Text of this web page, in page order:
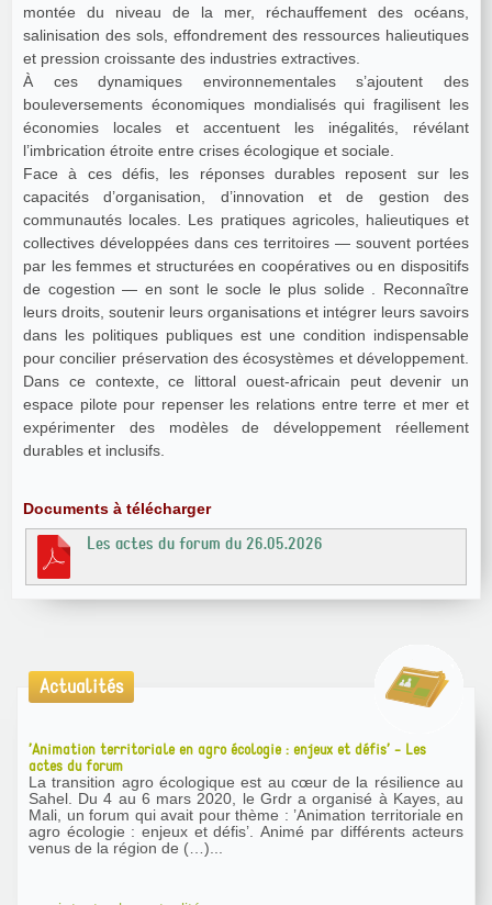
montée du niveau de la mer, réchauffement des océans,
salinisation des sols, effondrement des ressources halieutiques
et pression croissante des industries extractives.
À ces dynamiques environnementales s’ajoutent des
bouleversements économiques mondialisés qui fragilisent les
économies locales et accentuent les inégalités, révélant
l’imbrication étroite entre crises écologique et sociale.
Face à ces défis, les réponses durables reposent sur les
capacités d’organisation, d’innovation et de gestion des
communautés locales. Les pratiques agricoles, halieutiques et
collectives développées dans ces territoires — souvent portées
par les femmes et structurées en coopératives ou en dispositifs
de cogestion — en sont le socle le plus solide . Reconnaître
leurs droits, soutenir leurs organisations et intégrer leurs savoirs
dans les politiques publiques est une condition indispensable
pour concilier préservation des écosystèmes et développement.
Dans ce contexte, ce littoral ouest-africain peut devenir un
espace pilote pour repenser les relations entre terre et mer et
expérimenter des modèles de développement réellement
durables et inclusifs.
Documents à télécharger
Les actes du forum du 26.05.2026
Actualités
’Animation territoriale en agro écologie : enjeux et défis’ - Les
actes du forum
La transition agro écologique est au cœur de la résilience au
Sahel. Du 4 au 6 mars 2020, le Grdr a organisé à Kayes, au
Mali, un forum qui avait pour thème : ’Animation territoriale en
agro écologie : enjeux et défis’. Animé par différents acteurs
venus de la région de (…)...